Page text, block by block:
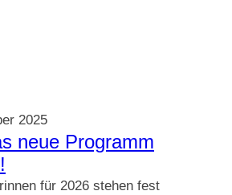
2025
neue Programm
für 2026 stehen fest